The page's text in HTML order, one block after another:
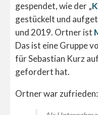
gespendet, wie der „
gestückelt und
und 2019. Ortner ist
Das ist eine Gruppe
für Sebastian Kurz
gefordert hat.
Ortner war zufrieden: